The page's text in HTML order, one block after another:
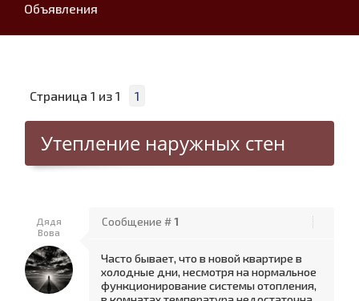
Объявления
Страница 1 из 1 1
Утепление наружных стен
Дядя
Вова
Сообщение #1
Часто бывает, что в новой квартире в
холодные дни, несмотря на нормальное
функционирование системы отопления,